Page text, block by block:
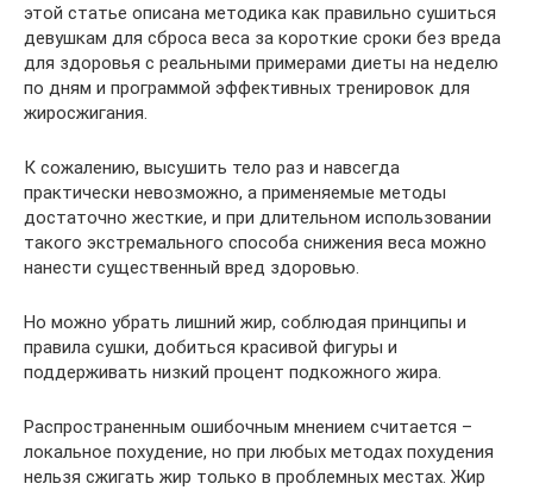
этой статье описана методика как правильно сушиться
девушкам для сброса веса за короткие сроки без вреда
для здоровья с реальными примерами диеты на неделю
по дням и программой эффективных тренировок для
жиросжигания.
К сожалению, высушить тело раз и навсегда
практически невозможно, а применяемые методы
достаточно жесткие, и при длительном использовании
такого экстремального способа снижения веса можно
нанести существенный вред здоровью.
Но можно убрать лишний жир, соблюдая принципы и
правила сушки, добиться красивой фигуры и
поддерживать низкий процент подкожного жира.
Распространенным ошибочным мнением считается –
локальное похудение, но при любых методах похудения
нельзя сжигать жир только в проблемных местах. Жир